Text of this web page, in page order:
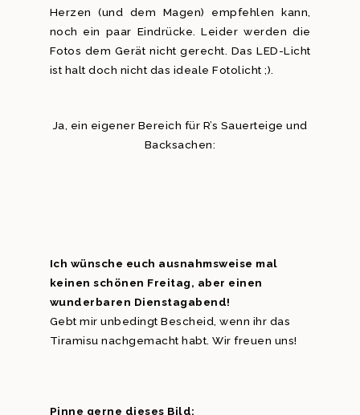
Herzen (und dem Magen) empfehlen kann,
noch ein paar Eindrücke. Leider werden die
Fotos dem Gerät nicht gerecht. Das LED-Licht
ist halt doch nicht das ideale Fotolicht ;).
Ja, ein eigener Bereich für R’s Sauerteige und
Backsachen:
Ich wünsche euch ausnahmsweise mal
keinen schönen Freitag, aber einen
wunderbaren Dienstagabend!
Gebt mir unbedingt Bescheid, wenn ihr das
Tiramisu nachgemacht habt. Wir freuen uns!
Pinne gerne dieses Bild: